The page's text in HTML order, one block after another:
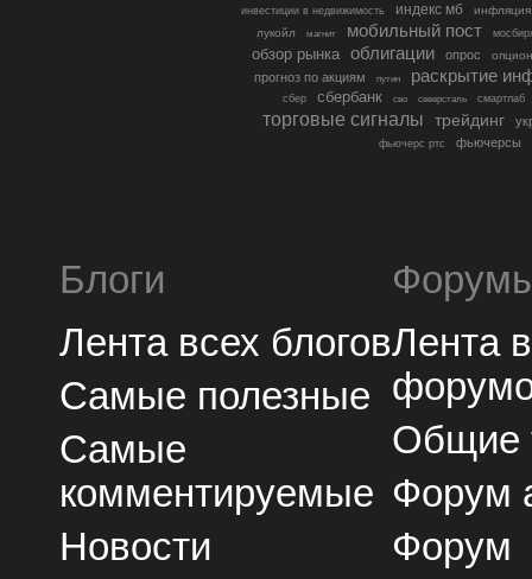
инвестиции в недвижимость индекс мб
инфляция
лукойл
магнит мобильный пост
обзор рынка облигации опрос
прогноз по акциям путин раскрытие
сбер сбербанк сво северсталь смартлаб
торговые сигналы трейдинг
фьючерс ртс фьючерсы
Блоги
Лента всех блогов
Самые полезные
Самые
комментируемые
Новости
Лента
Общие
Форум
Форум